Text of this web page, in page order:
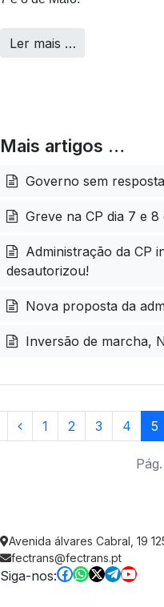
Ler mais …
Mais artigos …
Governo sem
Greve na CP dia 7 e 8
Administração da CP
desautorizou!
Nova proposta da
Inversão de marcha,
1 2 3 4 5
Avenida álvares Cabral, 19
fectrans@fectrans.pt
Siga-nos: